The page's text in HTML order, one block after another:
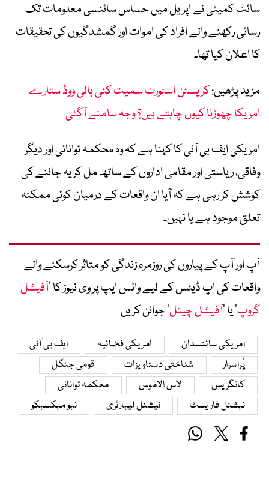
سائٹ کمیٹی نے اپریل میں حساس سائنسی معلومات تک
رسائی رکھنے والے افراد کی اموات اور گمشدگیوں کی تحقیقات
کا اعلان کیا تھا۔
مزید پڑھیں:کریسٹن اسٹورٹ سمیت کئی ہالی ووڈ ستارے
امریکا چھوڑنا کیوں چاہتے ہیں؟ وجہ سامنے آگئی
امریکی ایف بی آئی کا کہنا ہے کہ وہ محکمہ توانائی اور دیگر
وفاقی، ریاستی اور مقامی اداروں کے ساتھ مل کر یہ جاننے کی
کوشش کر رہی ہے کہ آیا ان واقعات کے درمیان کوئی ممکنہ
تعلق موجود ہے یا نہیں۔
آپ اور آپ کے پیاروں کی روزمرہ زندگی کو متاثر کرسکنے والے
واقعات کی اپ ڈیٹس کے لیے واٹس ایپ پر وی نیوز کا ’آفیشل
گروپ‘ یا ’آفیشل چینل‘ جوائن کریں
امریکی سائنسدان امریکی فضائیہ
ایف بی آئی
پُراسرار
شناختی دستاویزات
قومی جنگل
کانگریس
لاس الاموس
محکمہ توانائی
نیشنل فاریسٹ
نیشنل لیبارٹری نیو میکسیکو